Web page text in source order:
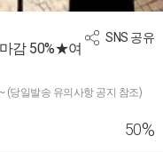
SNS 공유
감 50%★여
(당일발송 유의사항 공지 참조)
50%